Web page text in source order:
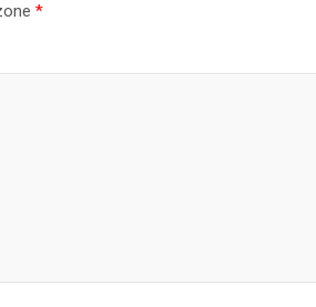
*